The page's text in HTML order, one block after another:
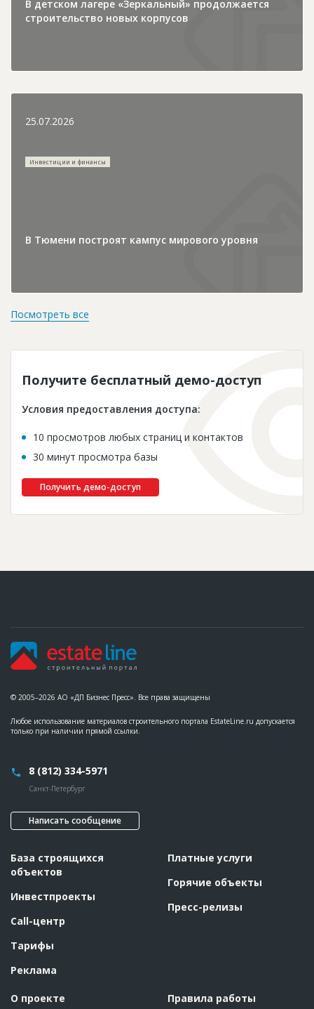
В детском лагере «Зеркальный» продолжается
строительство новых корпусов
25.07.2026
Инвестиции и финансы
В Тюмени построят кампус мирового уровня
Посмотреть все
Получите бесплатный демо-доступ
Условия предоставления доступа:
10 просмотров любых страниц и контактов
30 минут просмотра базы
Получить демо-доступ
© 2005–2026 АО «ДП Бизнес Пресс». Все права защищены
Любое использование материалов строительного портала EstateLine.ru допускается
только при наличии прямой ссылки.
8 (812) 334-5971
Санкт-Петербург
Написать сообщение
База строящихся
объектов
Инвестпроекты
Call-центр
Тарифы
Реклама
О проекте
Платные услуги
Горячие объекты
Пресс-релизы
Правила работы